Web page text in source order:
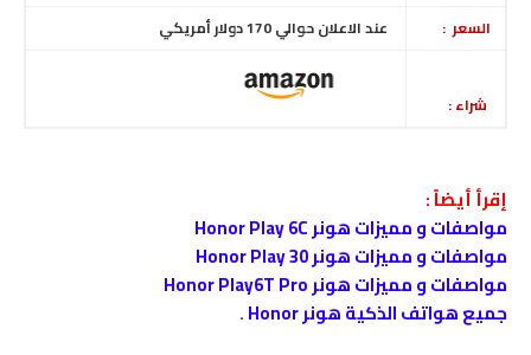
السعر :
عند الاعلان حوالي 170 دولار أمريكي
شراء:
إقرأ أيضاً :
مواصفات و مميزات هونر Honor Play 6C
مواصفات و مميزات هونر Honor Play 30
مواصفات و مميزات هونر Honor Play6T Pro
جميع هواتف الذكية هونر Honor
.